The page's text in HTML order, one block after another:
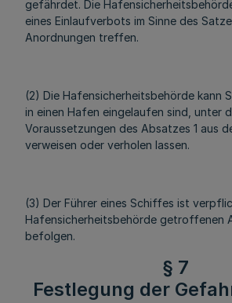
gefährdet. Die
eines Einlaufverbots im Sinne des
Anordnungen treffen.
(2) Die Hafensicherheitsbehörde kann
in einen Hafen eingelaufen sind, unter
Voraussetzungen des Absatzes 1 aus
verweisen oder verholen lassen.
(3) Der Führer eines Schiffes ist
Hafensicherheitsbehörde getroffenen
befolgen.
§ 7
Festlegung der